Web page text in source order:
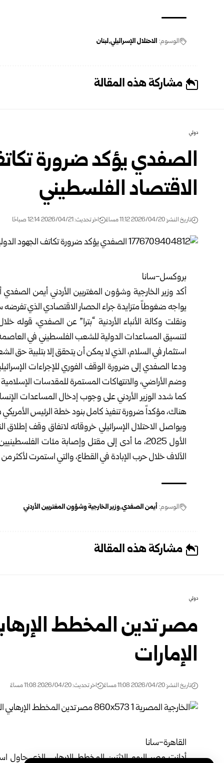
الوسوم: الاحتلال الإسرائيلي لبنان
مشاركة هذه المقالة
دولي
الصفدي يؤكد ضرورة
الاقتصاد الفلسطيني
تاريخ النشر: 2026/04/20 11:12 مساءً اخر تحديث: 2026/04/21 12:14 صباحًا
بروكسل-سانا
أكد وزير الخارجية وشؤون المغتربين الأردني أيمن الصفدي
يواجه ضغوطاً متزايدة جراء الحصار الاقتصادي الذي تفرضه
ونقلت وكالة الأنباء الأردنية “بترا” عن الصفدي، قوله
لتنسيق المساعدات الدولية للشعب الفلسطيني في
استثمار في السلام، الذي لا يمكن أن يتحقق إلا بتلبية حق
ودعا الصفدي إلى ضرورة الوقف الفوري للإجراءات
وضم الأراضي، والانتهاكات المستمرة للمقدسات
كما شدد الوزير الأردني على وجوب إدخال المساعدات
هناك، مؤكداً ضرورة تنفيذ كامل بنود خطة الرئيس الأمريكي
ويواصل الاحتلال الإسرائيلي خروقاته لاتفاق وقف إطلاق
الآلاف خلال حرب الإبادة في القطاع، والتي استمرت لأكثر
الوسوم: أيمن الصفدي وزير الخارجية وشؤون المغتربين الأردني
مشاركة هذه المقالة
دولي
مصر تدين المخطط
الإمارات
تاريخ النشر: 2026/04/20 11:08 مساءً اخر تحديث: 2026/04/20 11:08 مساءً
القاهرة-سانا
أدانت مصر اليوم الإثنين المخطط الإرهابي الذي حاول